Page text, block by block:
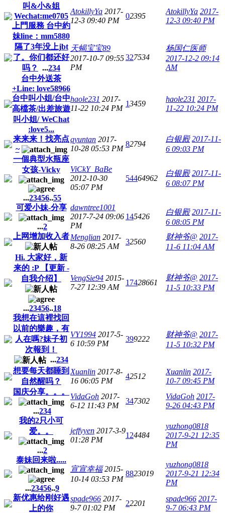
叫&小&姐
Wechat:me0705
上門服務 台中約
妹line：mm5880
AtokillyYa 2017-
12-3 09:40 PM
02395
AtokillyYa 2017-
12-3 09:40 PM
隔了3年没上jbt
了。你们都还好
吗？
...234
天蝎宝宝89
2017-10-7 09:55
PM
327534
杨国仁医师
2017-12-2 09:14
AM
台中外送茶
+Line: love58966
台中叫小姐/台中
高檔茶/出差旅遊
叫小姐/ WeChat
:love5...
haole231 2017-
11-22 10:24 PM
13459
haole231 2017-
11-22 10:24 PM
来来来！找亮点
~
qyuntan 2017-
10-28 05:53 PM
82794
白银殿 2017-11-
6 09:03 PM
一個典型水瓶座
女孩-Vicky
...23456..55
ViCkY_BaBe
2012-10-30
05:07 PM
54464962
白银殿 2017-11-
6 08:07 PM
可爱小妹-分享
...2
dawntree1001
2017-7-24 09:06
PM
145426
白银殿 2017-11-
6 08:05 PM
上网增加收入者Menglian 2017-
8-26 08:25 AM
32560
财神爷@ 2017-
11-6 11:04 AM
Hi. 大家好，新
来的 :P 【更新 -
自我介绍】
...23456..18
VengSie94 2015-
7-27 12:39 AM
17428661
财神爷@ 2017-
11-5 10:33 PM
我想在這裡找回
以前的樂趣，有
人在嗎?妹子初
次報到！
...234
VY1994 2017-5-
6 10:59 PM
399222
财神爷@ 2017-
11-5 10:32 PM
想要每天都睡到
自然醒吗？
Xuanlin 2017-8-
16 06:05 PM
42512
Xuanlin 2017-
10-7 09:45 PM
国庆分享。。。
...234
VidaGoh 2017-
6-12 11:43 PM
347302
VidaGoh 2017-
9-26 04:43 PM
我的2只小可
爱。。
...2
jeffyyen 2017-3-9
01:28 PM
124484
yuzhong0818
2017-9-21 12:35
PM
泰妹回来啦.....
...23456..9
宣宣幸福 2015-
10-14 03:53 PM
8823019
yuzhong0818
2017-9-21 12:34
PM
新优惠给刚好遇
上的你
spade966 2017-
9-7 01:02 PM
22201
spade966 2017-
9-7 06:43 PM